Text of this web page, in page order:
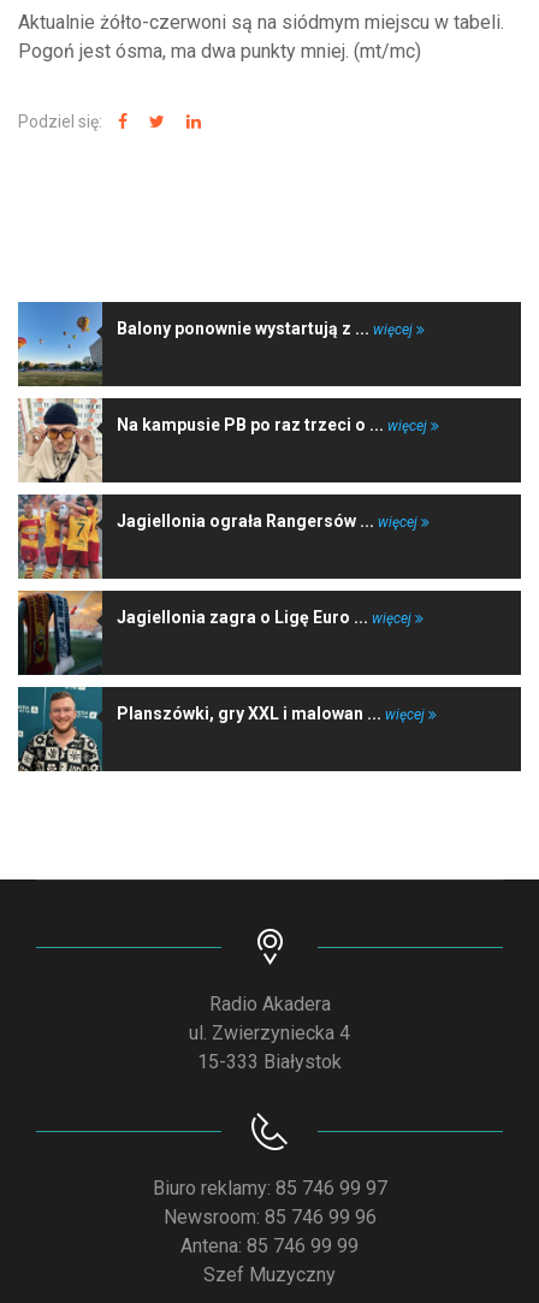
Aktualnie żółto-czerwoni są na siódmym miejscu w tabeli.
Pogoń jest ósma, ma dwa punkty mniej. (mt/mc)
Podziel się:
Balony ponownie wystartują z ... więcej
Na kampusie PB po raz trzeci o ... więcej
Jagiellonia ograła Rangersów ... więcej
Jagiellonia zagra o Ligę Euro ... więcej
Planszówki, gry XXL i malowan ... więcej
Radio Akadera
ul. Zwierzyniecka 4
15-333 Białystok
Biuro reklamy: 85 746 99 97
Newsroom: 85 746 99 96
Antena: 85 746 99 99
Szef Muzyczny